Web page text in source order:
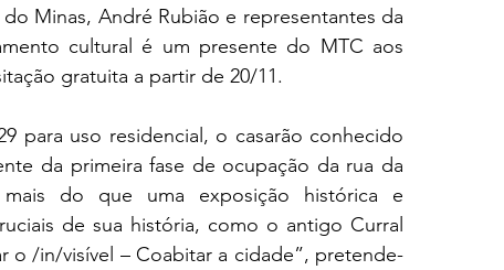
Minas, André Rubião e representantes da
cultural é um presente do MTC aos
gratuita a partir de 20/11.
para uso residencial, o casarão conhecido
da primeira fase de ocupação da rua da
do que uma exposição histórica e
de sua história, como o antigo Curral
o /in/visível – Coabitar a cidade”, pretende-